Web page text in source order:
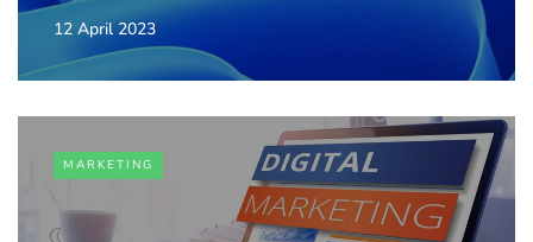
12 April 2023
MARKETING